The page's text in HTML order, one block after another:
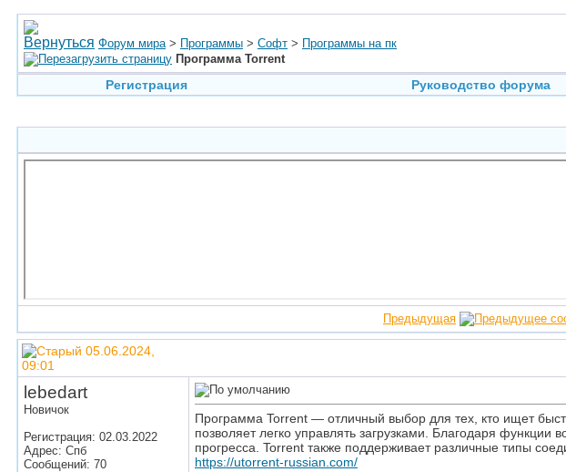
Форум мира > Программы > Софт > Программы на пк
Программа Torrent
Регистрация Руководство форума
Предыдущая
05.06.2024,
09:01
lebedart
Новичок
Регистрация: 02.03.2022
Адрес: Спб
Сообщений: 70
Программа Torrent — отличный выбор для тех, кто ищет
позволяет легко управлять загрузками. Благодаря
прогресса. Torrent также поддерживает различные типы
https://utorrent-russian.com/